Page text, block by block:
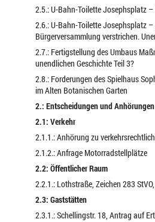
2.5.: U-Bahn-Toilette Josephsplatz
2.6.: U-Bahn-Toilette Josephsplatz
Bürgerversammlung verstrichen.
2.7.: Fertigstellung des Umbaus
unendlichen Geschichte Teil 3?
2.8.: Forderungen des Spielhaus
im Alten Botanischen Garten
2.: Entscheidungen und Anhörungen
2.1: Verkehr
2.1.1.: Anhörung zu
2.1.2.: Anfrage Motorradstellplätze
2.2: Öffentlicher Raum
2.2.1.: Lothstraße, Zeichen 283
2.3: Gaststätten
2.3.1.: Schellingstr. 18, Antrag auf